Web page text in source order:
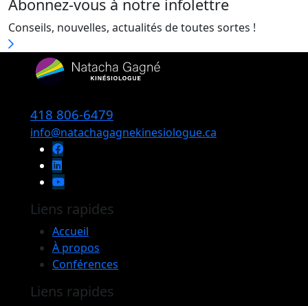
Abonnez-vous à notre infolettre
Conseils, nouvelles, actualités de toutes sortes !
418 806-6479
info@natachagagnekinesiologue.ca
Liens rapides
Accueil
À propos
Conférences
Liens rapides